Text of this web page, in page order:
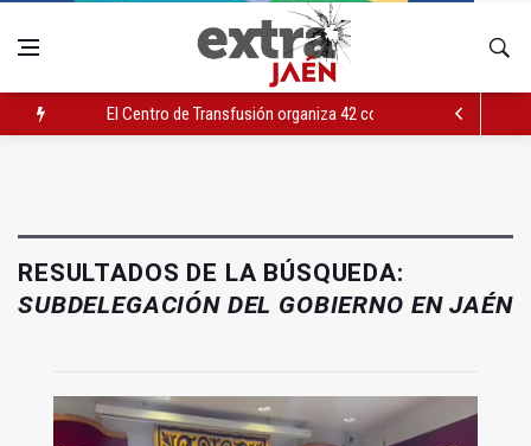
El Centro de Transfusión organiza 42 colectas de sangre en la
RESULTADOS DE LA BÚSQUEDA:
SUBDELEGACIÓN DEL GOBIERNO EN JAÉN